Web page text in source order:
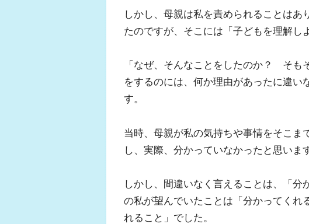
しかし、母親は私を責められることはあ
たのですが、そこには「子どもを理解し
「なぜ、そんなことをしたのか？ そも
をするのには、何か理由があったに違
す。
当時、母親が私の気持ちや事情をそこま
し、実際、分かっていなかったと思いま
しかし、間違いなく言えることは、「
の私が望んでいたことは「分かってくれ
れること」でした。